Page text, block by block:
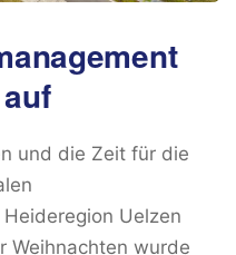
und die Zeit für die
Uelzen
Weihnachten wurde